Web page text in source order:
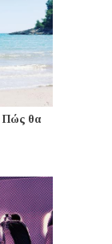
Πώς θα